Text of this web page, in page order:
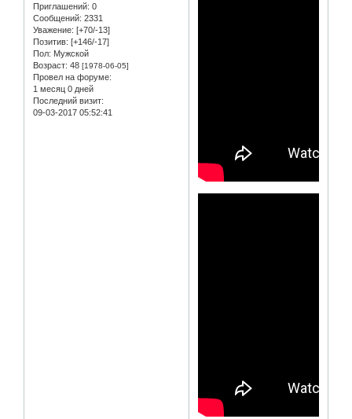
Приглашений: 0
Сообщений: 2331
Уважение: [+70/-13]
Позитив: [+146/-17]
Пол: Мужской
Возраст: 48 [1978-06-05]
Провел на форуме:
1 месяц 0 дней
Последний визит:
09-03-2017 05:52:41